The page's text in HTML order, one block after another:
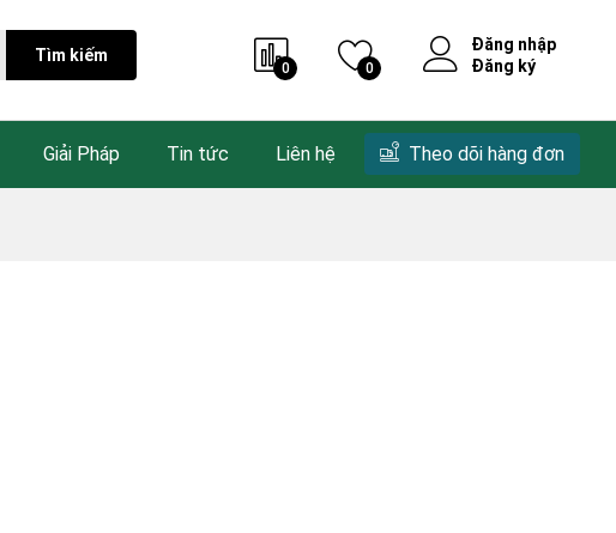
Tìm kiếm
0 0
Đăng nhập
Đăng ký
Giải Pháp Tin tức Liên hệ Theo dõi hàng đơn